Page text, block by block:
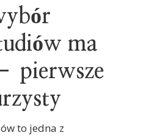
ma
pierwsze
to jedna z